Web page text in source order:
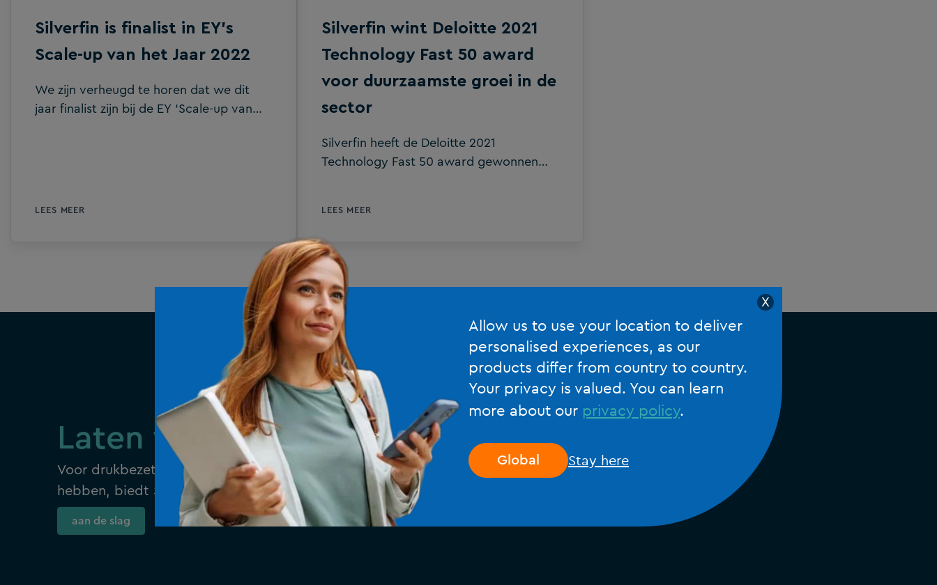
Silverfin is finalist in EY’s
Scale-up van het Jaar 2022
We zijn verheugd te horen dat we dit
jaar finalist zijn bij de EY ‘Scale-up van
LEES MEER
Silverfin wint Deloitte 2021
Technology Fast 50 award
voor duurzaamste groei in de
sector
Silverfin heeft de Deloitte 2021
Technology Fast 50 award gewonnen
gebeurde tijdens de Technology Fast 50
Awards Ceremonie op 25 november
2021.
LEES MEER
Laten we praten
Voor drukbezette teams die nauwkeurige en consistente data nodig
hebben, biedt Silverfin alle functies om
specificatiesefficiënt te beheren.
aan de slag
X
Allow us to use your location to deliver
personalised experiences, as our
products differ from country to country.
Your privacy is valued. You can learn
more about our privacy policy.
Global Stay here